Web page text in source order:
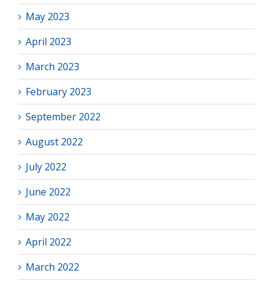
May 2023
April 2023
March 2023
February 2023
September 2022
August 2022
July 2022
June 2022
May 2022
April 2022
March 2022